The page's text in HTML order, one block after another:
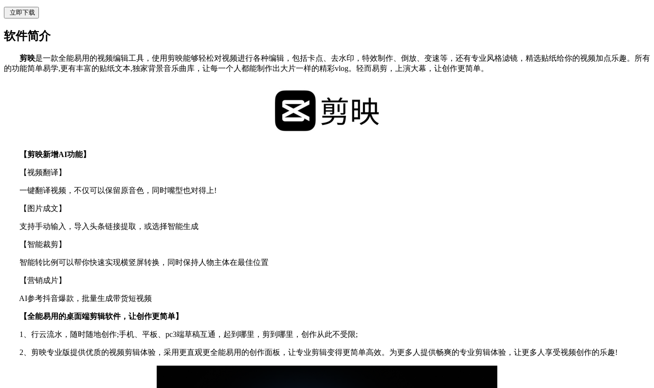
立即下载
软件简介
剪映是一款全能易用的视频编辑工具，使用剪映能够轻松对视频进行各种编辑，包括卡点、去水印，特效制作、倒放、变速等，还有专业风格滤镜，精选贴纸给你的视频加点乐趣。所有
的功能简单易学,更有丰富的贴纸文本,独家背景音乐曲库，让每一个人都能制作出大片一样的精彩vlog。轻而易剪，上演大幕，让创作更简单。
【剪映新增AI功能】
【视频翻译】
一键翻译视频，不仅可以保留原音色，同时嘴型也对得上!
【图片成文】
支持手动输入，导入头条链接提取，或选择智能生成
【智能裁剪】
智能转比例可以帮你快速实现横竖屏转换，同时保持人物主体在最佳位置
【营销成片】
AI参考抖音爆款，批量生成带货短视频
【全能易用的桌面端剪辑软件，让创作更简单】
1、行云流水，随时随地创作;手机、平板、pc3端草稿互通，起到哪里，剪到哪里，创作从此不受限;
2、剪映专业版提供优质的视频剪辑体验，采用更直观更全能易用的创作面板，让专业剪辑变得更简单高效。为更多人提供畅爽的专业剪辑体验，让更多人享受视频创作的乐趣!